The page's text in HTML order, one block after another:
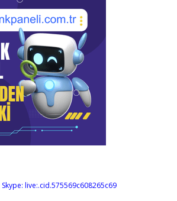
Skype: live:.cid.575569c608265c69